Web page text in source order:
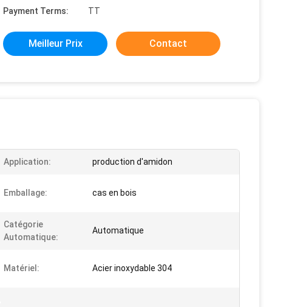
Payment Terms:
TT
Meilleur Prix Contact
Application: production d'amidon
Emballage: cas en bois
Catégorie
Automatique:
Automatique
Matériel: Acier inoxydable 304